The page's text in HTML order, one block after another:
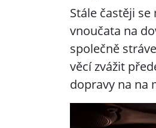
Stále častěji
vnoučata na
společně
věcí zvážit
dopravy na na